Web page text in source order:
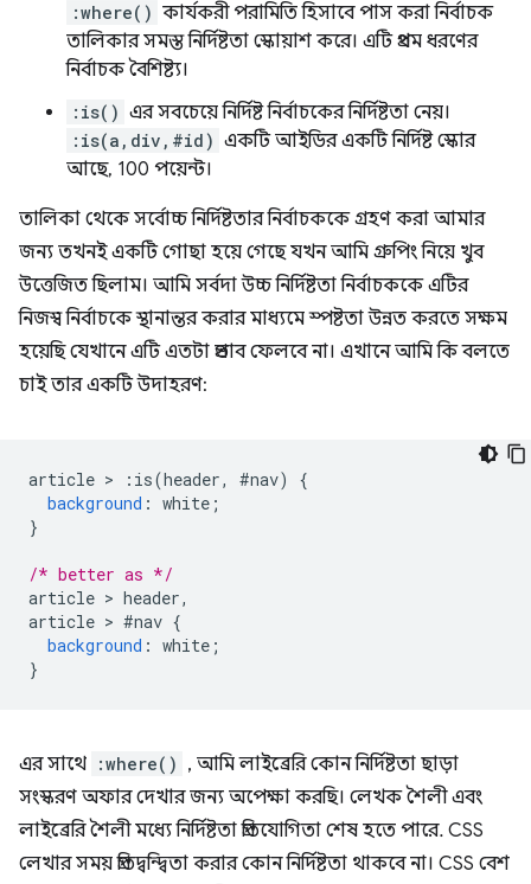
:where() কার্যকরী পরামিতি হিসাবে পাস করা নির্বাচক
তালিকার সমস্ত নির্দিষ্টতা স্কোয়াশ করে। এটি প্রথম ধরণের
নির্বাচক বৈশিষ্ট্য।
:is() এর সবচেয়ে নির্দিষ্ট নির্বাচকের নির্দিষ্টতা নেয়।
:is(a,div,#id) একটি আইডির একটি নির্দিষ্ট স্কোর
আছে, 100 পয়েন্ট।
তালিকা থেকে সর্বোচ্চ নির্দিষ্টতার নির্বাচককে গ্রহণ করা আমার
জন্য তখনই একটি গোছা হয়ে গেছে যখন আমি গ্রুপিং নিয়ে খুব
উত্তেজিত ছিলাম। আমি সর্বদা উচ্চ নির্দিষ্টতা নির্বাচককে এটির
নিজস্ব নির্বাচকে স্থানান্তর করার মাধ্যমে স্পষ্টতা উন্নত করতে সক্ষম
হয়েছি যেখানে এটি এতটা প্রভাব ফেলবে না। এখানে আমি কি বলতে
চাই তার একটি উদাহরণ:
article > : is(header, #nav)
{
background : white ;
}
/* better as */
article > header,
article > #nav {
background : white ;
}
এর সাথে :where() , আমি লাইব্রেরি কোন নির্দিষ্টতা ছাড়া
সংস্করণ অফার দেখার জন্য অপেক্ষা করছি। লেখক শৈলী এবং
লাইব্রেরি শৈলী মধ্যে নির্দিষ্টতা প্রতিযোগিতা শেষ হতে পারে. CSS
লেখার সময় প্রতিদ্বন্দ্বিতা করার কোন নির্দিষ্টতা থাকবে না। CSS বেশ